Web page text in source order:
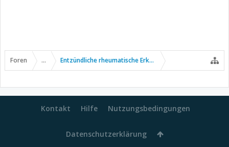
Foren ... Entzündliche rheumatische Erkrankungen
Kontakt Hilfe Nutzungsbedingungen
Datenschutzerklärung